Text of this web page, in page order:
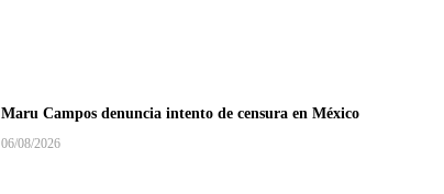
Maru Campos denuncia intento de censura en México
06/08/2026